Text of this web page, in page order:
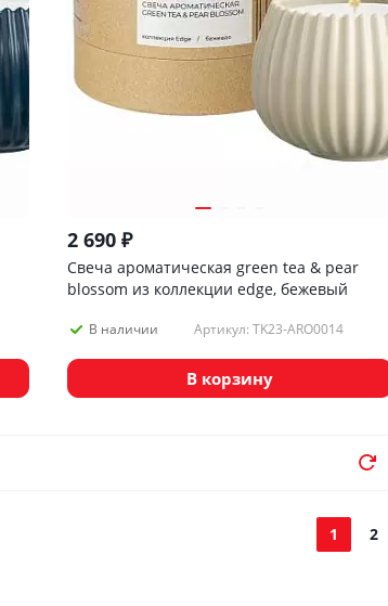
2 690₽
Свеча ароматическая green tea & pear
blossom из коллекции edge, бежевый
В наличии Артикул: TK23-ARO0014
В корзину
1 2